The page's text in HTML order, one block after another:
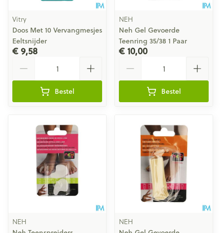
Vitry
Doos Met 10 Vervangmesjes
Eeltsnijder
€ 9,58
Bestel
NEH
Neh Gel Gevoerde
Teenring 35/38 1 Paar
€ 10,00
Bestel
NEH NEH